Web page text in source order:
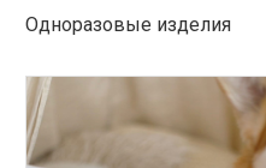
Одноразовые изделия